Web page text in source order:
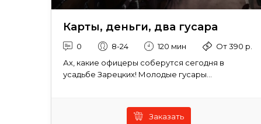
Карты, деньги, два гусара
0 8-24 120 мин
От 390 р.
Ах, какие офицеры соберутся сегодня в
усадьбе Зарецких! Молодые гусары...
Заказать